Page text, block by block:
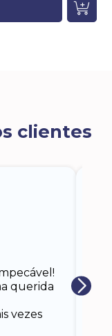
clientes
querida
vezes